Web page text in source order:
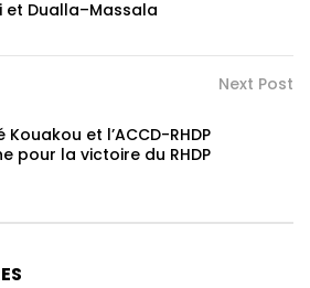
et Dualla–Massala
Next Post
et l’ACCD-RHDP
pour la victoire du RHDP